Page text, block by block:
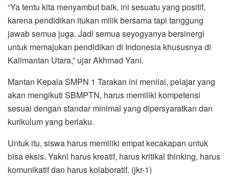
“Ya tentu kita menyambut baik, ini sesuatu yang positif,
karena pendidikan itukan milik bersama tapi tanggung
jawab semua juga. Jadi semua seyogyanya bersinergi
untuk memajukan pendidikan di Indonesia khususnya di
Kalimantan Utara,” ujar Akhmad Yani.
Mantan Kepala SMPN 1 Tarakan ini menilai, pelajar yang
akan mengikuti SBMPTN, harus memiliki kompetensi
sesuai dengan standar minimal yang dipersyaratkan dan
kurikulum yang berlaku.
Untuk itu, siswa harus memiliki empat kecakapan untuk
bisa eksis. Yakni harus kreatif, harus kritikal thinking, harus
komunikatif dan harus kolaboratif. (jkr-1)